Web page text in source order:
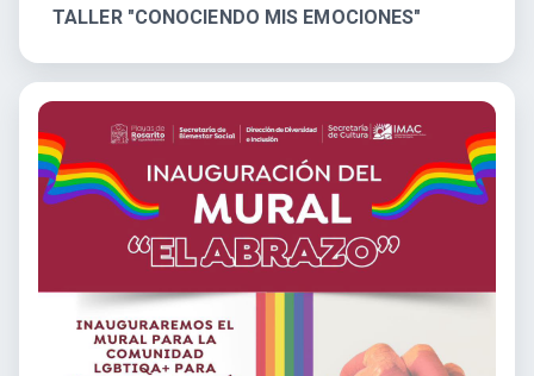
TALLER "CONOCIENDO MIS EMOCIONES"